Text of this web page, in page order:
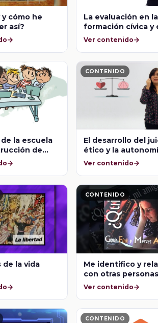
y cómo he
así?
La evaluación en la
formación cívica y
Ver contenido
la escuela
de
CONTENIDO
El desarrollo del
ético y la
moral
Ver contenido
de la vida
CONTENIDO
Me identifico y
con otras personas
Ver contenido
CONTENIDO